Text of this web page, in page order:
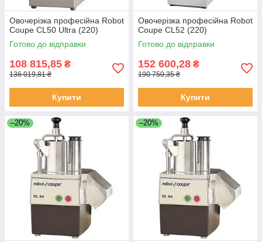
Овочерізка професійна Robot
Coupe CL50 Ultra (220)
Готово до відправки
108 815,85 ₴
136 019,81 ₴
Купити
Овочерізка професійна Robot
Coupe CL52 (220)
Готово до відправки
152 600,28 ₴
190 750,35 ₴
Купити
–20% –20%